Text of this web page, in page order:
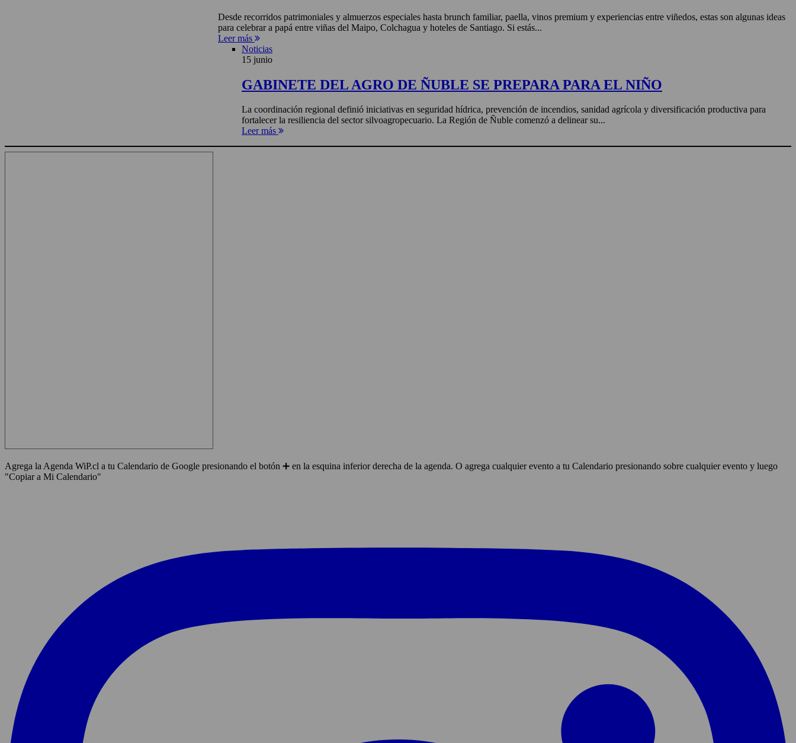
Desde recorridos patrimoniales y almuerzos especiales hasta brunch familiar, paella, vinos premium y experiencias entre viñedos, estas son algunas ideas
para celebrar a papá entre viñas del Maipo, Colchagua y hoteles de Santiago. Si estás...
Leer más
Noticias
15 junio
GABINETE DEL AGRO DE ÑUBLE SE PREPARA PARA EL NIÑO
La coordinación regional definió iniciativas en seguridad hídrica, prevención de incendios, sanidad agrícola y diversificación productiva para
fortalecer la resiliencia del sector silvoagropecuario. La Región de Ñuble comenzó a delinear su...
Leer más
Agrega la Agenda WiP.cl a tu Calendario de Google presionando el botón ➕ en la esquina inferior derecha de la agenda. O agrega cualquier evento a tu Calendario presionando sobre cualquier evento y luego
"Copiar a Mi Calendario"